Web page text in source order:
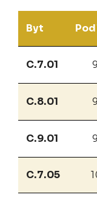
Byt
C.7.01
C.8.01
C.9.01
C.7.05